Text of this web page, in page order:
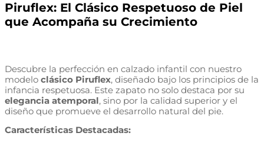
Piruflex: El Clásico Respetuoso de Piel
que Acompaña su Crecimiento
Descubre la perfección en calzado infantil con nuestro
modelo clásico Piruflex, diseñado bajo los principios de la
infancia respetuosa. Este zapato no solo destaca por su
elegancia atemporal, sino por la calidad superior y el
diseño que promueve el desarrollo natural del pie.
Características Destacadas: